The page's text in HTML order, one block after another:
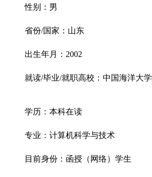
性别：男
省份/国家：山东
出生年月：2002
就读/毕业/就职高校：中国海洋大学
学历：本科在读
专业：计算机科学与技术
目前身份：函授（网络）学生